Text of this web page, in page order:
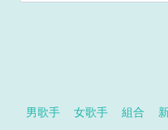
男歌手 女歌手 組合